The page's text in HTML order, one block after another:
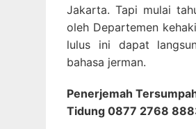
Jakarta. Tapi mulai
oleh Departemen
lulus ini dapat
bahasa jerman.
Penerjemah
Tidung 0877 2768